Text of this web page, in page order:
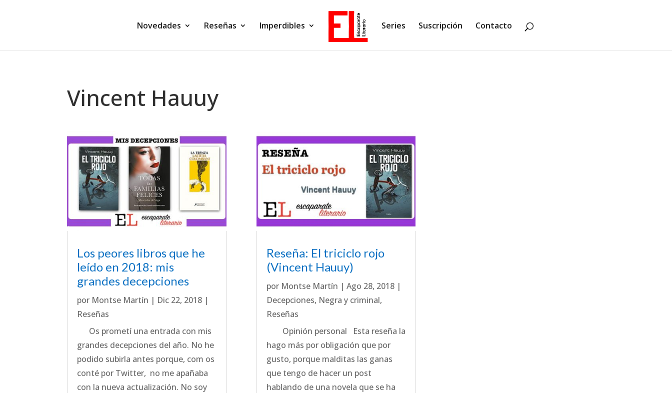
Novedades Reseñas Imperdibles Series Suscripción Contacto
Vincent Hauuy
Los peores libros que he
leído en 2018: mis
grandes decepciones
por Montse Martín | Dic 22, 2018 |
Reseñas
Os prometí una entrada con mis
grandes decepciones del año. No he
podido subirla antes porque, com os
conté por Twitter, no me apañaba
con la nueva actualización. No soy
Reseña: El triciclo rojo
(Vincent Hauuy)
por Montse Martín | Ago 28, 2018|
Decepciones, Negra y criminal,
Reseñas
Opinión personal Esta reseña la
hago más por obligación que por
gusto, porque malditas las ganas
que tengo de hacer un post
hablando de una novela que se ha